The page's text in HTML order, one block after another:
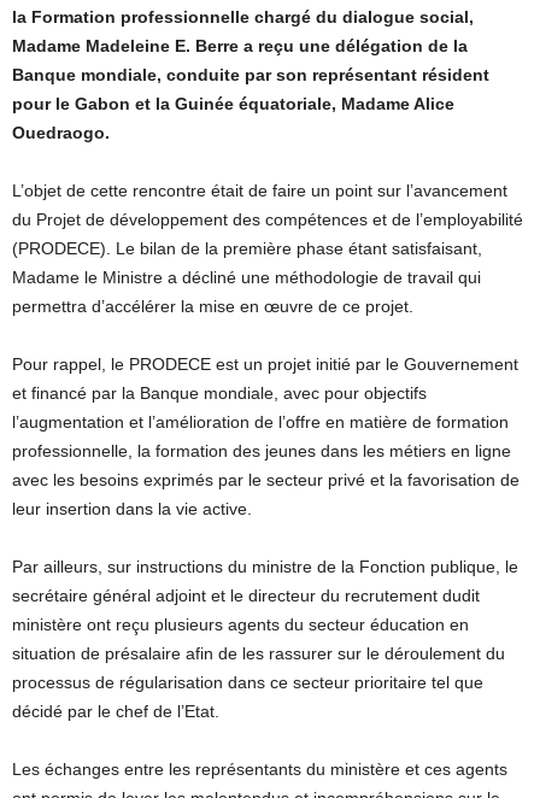
la Formation professionnelle chargé du dialogue social,
Madame Madeleine E. Berre a reçu une délégation de la
Banque mondiale, conduite par son représentant résident
pour le Gabon et la Guinée équatoriale, Madame Alice
Ouedraogo.
L’objet de cette rencontre était de faire un point sur l’avancement
du Projet de développement des compétences et de l’employabilité
(PRODECE). Le bilan de la première phase étant satisfaisant,
Madame le Ministre a décliné une méthodologie de travail qui
permettra d’accélérer la mise en œuvre de ce projet.
Pour rappel, le PRODECE est un projet initié par le Gouvernement
et financé par la Banque mondiale, avec pour objectifs
l’augmentation et l’amélioration de l’offre en matière de formation
professionnelle, la formation des jeunes dans les métiers en ligne
avec les besoins exprimés par le secteur privé et la favorisation de
leur insertion dans la vie active.
Par ailleurs, sur instructions du ministre de la Fonction publique, le
secrétaire général adjoint et le directeur du recrutement dudit
ministère ont reçu plusieurs agents du secteur éducation en
situation de présalaire afin de les rassurer sur le déroulement du
processus de régularisation dans ce secteur prioritaire tel que
décidé par le chef de l’Etat.
Les échanges entre les représentants du ministère et ces agents